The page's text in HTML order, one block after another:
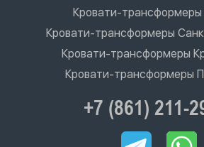
Кровати-
Кровати-трансформеры
Кровати-трансформеры
Кровати-трансформеры
+7 (861) 211-